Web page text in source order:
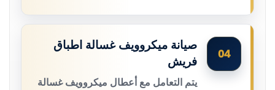
04
صيانة ميكروويف غسالة اطباق
فريش
يتم التعامل مع أعطال ميكروويف غسالة